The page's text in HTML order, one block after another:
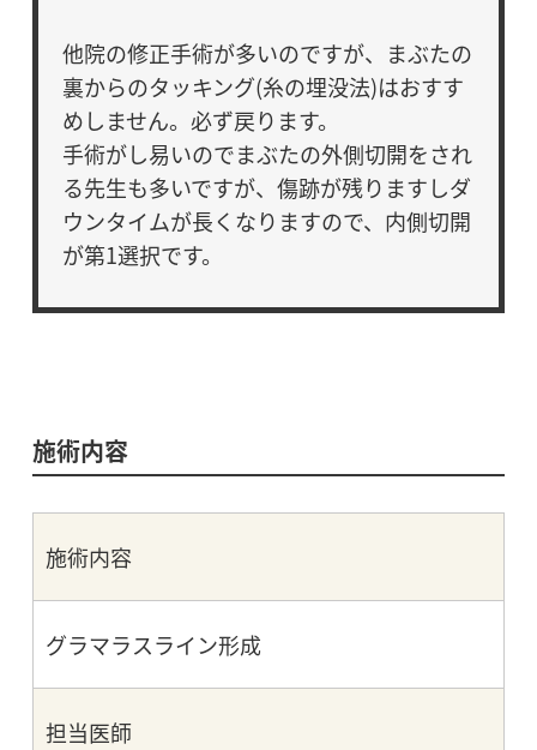
他院の修正手術が多いのですが、まぶたの
裏からのタッキング(糸の埋没法)はおすす
めしません。必ず戻ります。
手術がし易いのでまぶたの外側切開をされ
る先生も多いですが、傷跡が残りますしダ
ウンタイムが長くなりますので、内側切開
が第1選択です。
施術内容
施術内容
グラマラスライン形成
担当医師